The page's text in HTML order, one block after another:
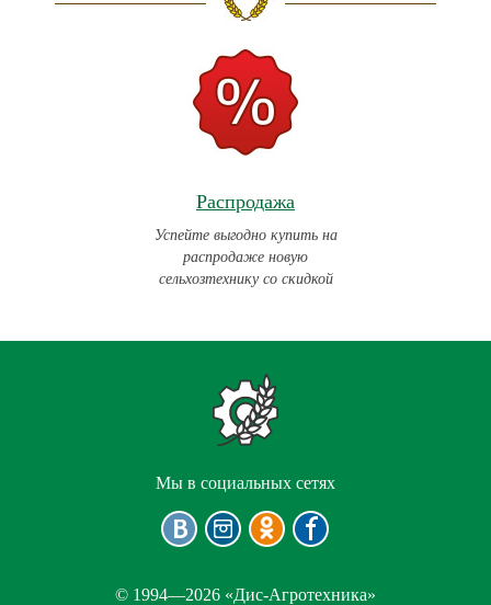
Распродажа
Успейте выгодно купить на
распродаже новую
сельхозтехнику со скидкой
Мы в социальных сетях
© 1994—2026 «Дис-Агротехника»